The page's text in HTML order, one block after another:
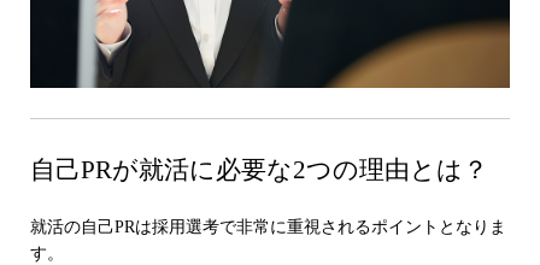
自己PRが就活に必要な2つの理由とは？
就活の自己PRは採用選考で非常に重視されるポイントとなりま
す。